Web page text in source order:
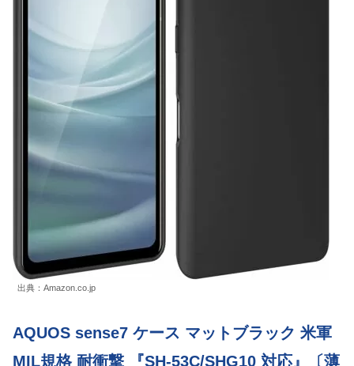
出典：Amazon.co.jp
AQUOS sense7 ケース マットブラック 米軍
MIL規格 耐衝撃 『SH-53C/SHG10 対応』〔薄